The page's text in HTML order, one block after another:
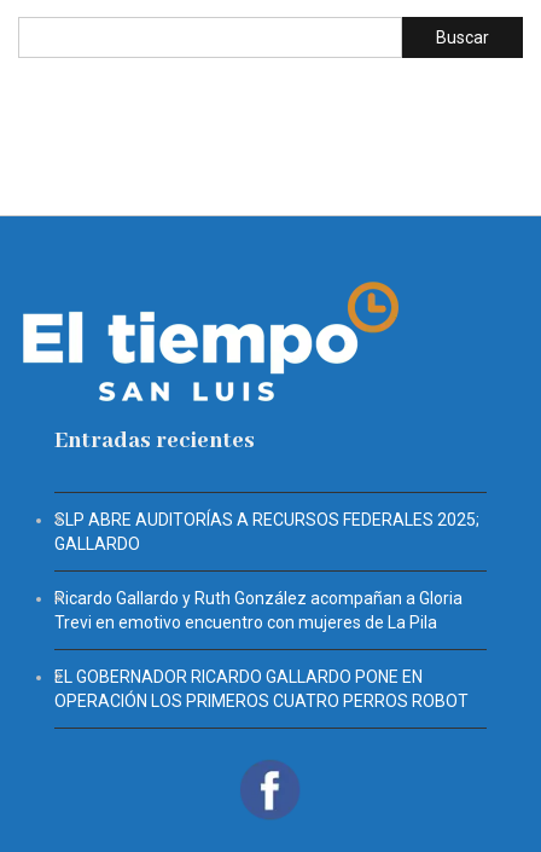
Entradas recientes
SLP ABRE AUDITORÍAS A RECURSOS FEDERALES 2025;
GALLARDO
Ricardo Gallardo y Ruth González acompañan a Gloria
Trevi en emotivo encuentro con mujeres de La Pila
EL GOBERNADOR RICARDO GALLARDO PONE EN
OPERACIÓN LOS PRIMEROS CUATRO PERROS ROBOT